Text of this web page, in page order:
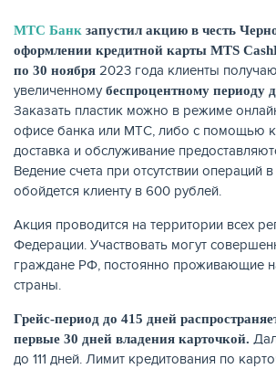
КАРТЫ
ЗАЙМЫ
МТС Банк запустил акцию в честь
оформлении кредитной карты MTS
по 30 ноября 2023 года клиенты
увеличенномубеспроцентному периоду
Заказать пластик можно в режиме
офисе банка или МТС, либо с помощью
доставка и обслуживание
Ведение счета при отсутствии операций
обойдется клиенту в 600 рублей.
Акция проводится на территории всех
Федерации. Участвовать могут
граждане РФ, постоянно проживающие
страны.
Грейс-период до 415 дней
первые 30 дней владения карточкой.
до 111 дней. Лимит кредитования по